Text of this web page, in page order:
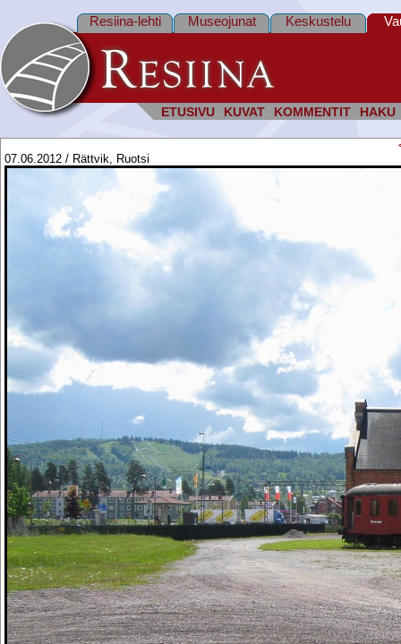
ETUSIVU KUVAT KOMMENTIT HAKU
Resiina-lehti Museojunat Keskustelu
07.06.2012 / Rättvik, Ruotsi